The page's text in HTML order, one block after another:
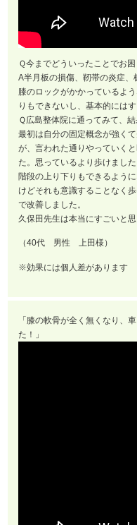
Ｑ今までどういったことでお
A半月板の損傷、靭帯の炎症、
膝のロックがかかっているよ
りもできないし、基本的には
Ｑ広島整体院に通ってみて、
最初は自分の固定概念が強く
が、言われた通りやっていく
た。思っているより歩けまし
階段の上り下りもできるよう
けどそれも意識することなく
で改善しました。
久保田先生は本当にすごいと思
（40代 男性 上田様）
※効果には個人差があります
「膝の軟骨が全く無くなり、
た！」